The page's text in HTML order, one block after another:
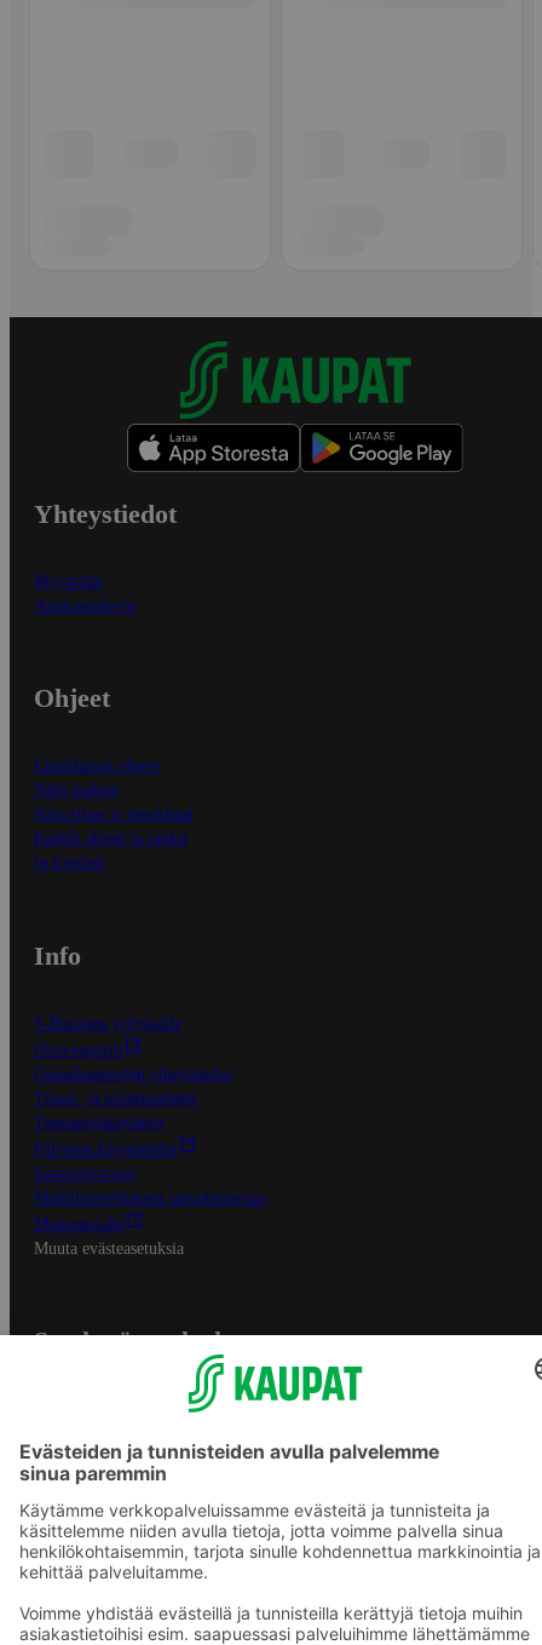
Yhteystiedot
Myymälät
Asiakaspalvelu
Ohjeet
Ensitilaajan ohjeet
Näin maksat
Näin tilaat ja muokkaat
Kaikki ohjeet ja vinkit
In English
Info
S-Business yrityksille
Oiva-raportit
Osuuskauppojen yhteystiedot
Tilaus- ja toimitusehdot
Tietosuojakäytäntö
Palvelun käyttöehdot
Saavutettavuus
Mobiilisovelluksen saavutettavuus
Mainostajalle
Muuta evästeasetuksia
S-ryhmän palvelut
Yhteishyvä Ruoka -sovellus
S-ostoslista -sovellus
Prisma.fi
Sokos.fi
S-Pankki
Sokos Hotels